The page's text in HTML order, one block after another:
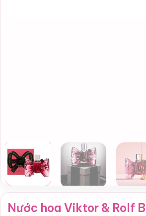
Nước hoa Viktor & Rolf